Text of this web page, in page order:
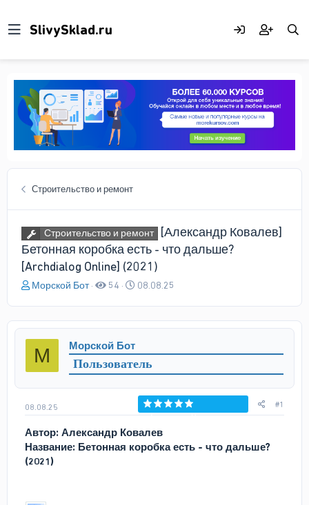
Строительство и ремонт
Строительство и ремонт
[Александр Ковалев]
Бетонная коробка есть - что дальше?
[Archdialog Online] (2021)
А
о
р
е
ы
Морской Бот 54
Д
а
ч
а
л
08.08.25
М Морской Бот
Пользователь
08.08.25
Голосов: 0
#1
Автор: Александр Ковалев
Название: Бетонная коробка есть - что дальше?
(2021)